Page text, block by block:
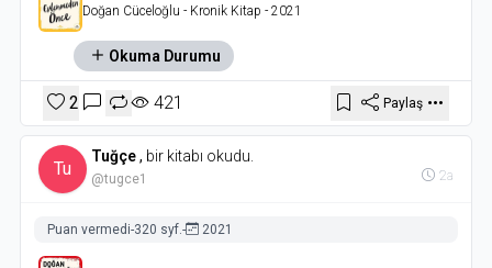
Doğan Cüceloğlu - Kronik Kitap - 2021
Okuma Durumu
2 421 Paylaş
Tu
Tuğçe, bir kitabı okudu.
@tugce1 2a
Puan vermedi-320 syf. - 2021